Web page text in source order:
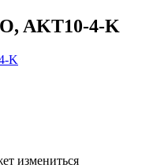
AKT10-4-K
измениться